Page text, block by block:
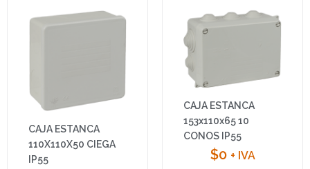
CAJA ESTANCA
110X110X50 CIEGA
IP55
CAJA ESTANCA
153x110x65 10
CONOS IP55
$0 + IVA